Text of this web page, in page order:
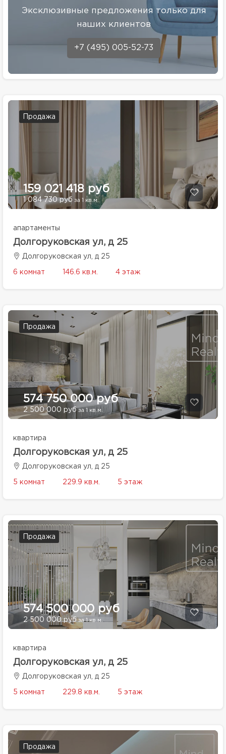
Эксклюзивные предложения только для
наших клиентов
+7 (495) 005-52-73
Продажа
159 021 418 руб
1 084 730 руб за 1 кв.м.
апартаменты
Долгоруковская ул, д 25
Долгоруковская ул, д 25
6 комнат 146.6 кв.м. 4 этаж
Продажа
574 750 000 руб
2 500 000 руб за 1 кв.м.
квартира
Долгоруковская ул, д 25
Долгоруковская ул, д 25
5 комнат 229.9 кв.м. 5 этаж
Продажа
574 500 000 руб
2 500 000 рубза 1 кв.м.
квартира
Долгоруковская ул, д 25
Долгоруковская ул, д 25
5 комнат 229.8 кв.м. 5 этаж
Продажа